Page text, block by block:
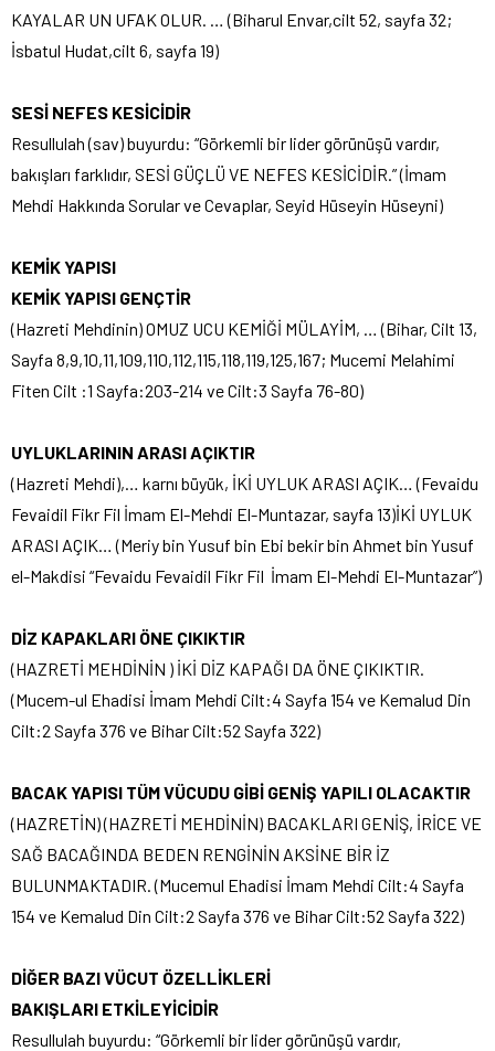
KAYALAR UN UFAK OLUR. … (Biharul Envar,cilt 52, sayfa 32;
İsbatul Hudat,cilt 6, sayfa 19)
SESİ NEFES KESİCİDİR
Resullulah (sav) buyurdu: “Görkemli bir lider görünüşü vardır,
bakışları farklıdır, SESİ GÜÇLÜ VE NEFES KESİCİDİR.” (İmam
Mehdi Hakkında Sorular ve Cevaplar, Seyid Hüseyin Hüseyni)
KEMİK YAPISI
KEMİK YAPISI GENÇTİR
(Hazreti Mehdinin) OMUZ UCU KEMİĞİ MÜLAYİM, … (Bihar, Cilt 13,
Sayfa 8,9,10,11,109,110,112,115,118,119,125,167; Mucemi Melahimi
Fiten Cilt :1 Sayfa:203-214 ve Cilt:3 Sayfa 76-80)
UYLUKLARININ ARASI AÇIKTIR
(Hazreti Mehdi),… karnı büyük, İKİ UYLUK ARASI AÇIK… (Fevaidu
Fevaidil Fikr Fil İmam El-Mehdi El-Muntazar, sayfa 13)İKİ UYLUK
ARASI AÇIK… (Meriy bin Yusuf bin Ebi bekir bin Ahmet bin Yusuf
el-Makdisi “Fevaidu Fevaidil Fikr Fil İmam El-Mehdi El-Muntazar”)
DİZ KAPAKLARI ÖNE ÇIKIKTIR
(HAZRETİ MEHDİNİN ) İKİ DİZ KAPAĞI DA ÖNE ÇIKIKTIR.
(Mucem-ul Ehadisi İmam Mehdi Cilt:4 Sayfa 154 ve Kemalud Din
Cilt:2 Sayfa 376 ve Bihar Cilt:52 Sayfa 322)
BACAK YAPISI TÜM VÜCUDU GİBİ GENİŞ YAPILI OLACAKTIR
(HAZRETİN) (HAZRETİ MEHDİNİN) BACAKLARI GENİŞ, İRİCE VE
SAĞ BACAĞINDA BEDEN RENGİNİN AKSİNE BİR İZ
BULUNMAKTADIR. (Mucemul Ehadisi İmam Mehdi Cilt:4 Sayfa
154 ve Kemalud Din Cilt:2 Sayfa 376 ve Bihar Cilt:52 Sayfa 322)
DİĞER BAZI VÜCUT ÖZELLİKLERİ
BAKIŞLARI ETKİLEYİCİDİR
Resullulah buyurdu: “Görkemli bir lider görünüşü vardır,